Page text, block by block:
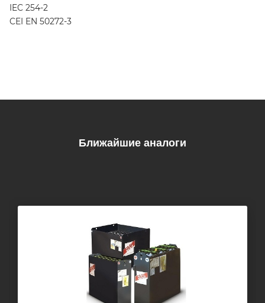
IEC 254-2
CEI EN 50272-3
Ближайшие аналоги